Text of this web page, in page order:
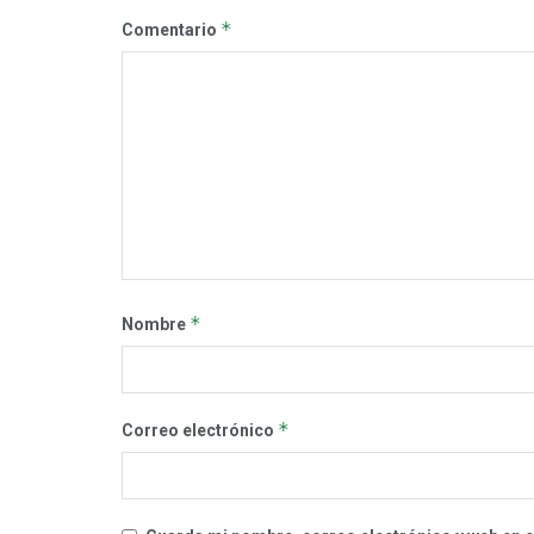
Comentario *
Nombre *
Correo electrónico *